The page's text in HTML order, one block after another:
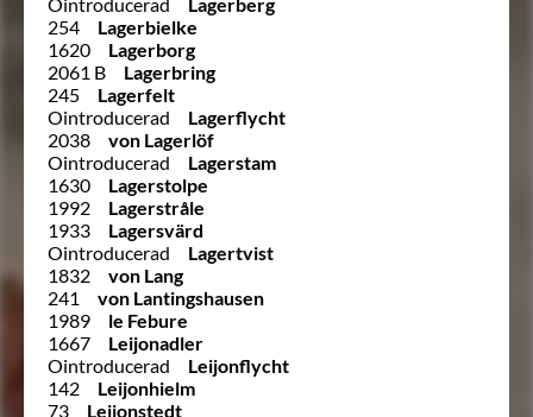
254
Lagerbielke
1620
Lagerborg
2061 B
Lagerbring
245
Lagerfelt
Ointroducerad
Lagerflycht
2038
von Lagerlöf
Ointroducerad
Lagerstam
1630
Lagerstolpe
1992
Lagerstråle
1933
Lagersvärd
Ointroducerad
Lagertvist
1832
von Lang
241
von Lantingshausen
1989
le Febure
1667
Leijonadler
Ointroducerad
Leijonflycht
142
Leijonhielm
73
Leijonstedt